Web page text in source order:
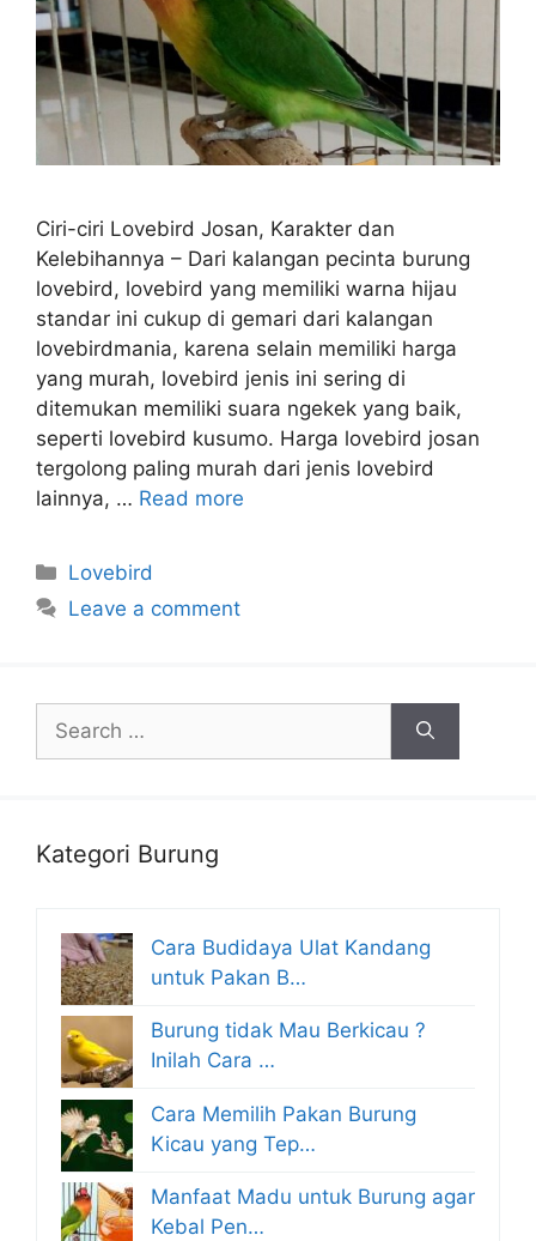
Ciri-ciri Lovebird Josan, Karakter dan
Kelebihannya – Dari kalangan pecinta burung
lovebird, lovebird yang memiliki warna hijau
standar ini cukup di gemari dari kalangan
lovebirdmania, karena selain memiliki harga
yang murah, lovebird jenis ini sering di
ditemukan memiliki suara ngekek yang baik,
seperti lovebird kusumo. Harga lovebird josan
tergolong paling murah dari jenis lovebird
lainnya, … Read more
Categories
Lovebird
Leave a comment
for:
Kategori Burung
Cara Budidaya Ulat Kandang
untuk Pakan B…
Burung tidak Mau Berkicau ?
Inilah Cara …
Cara Memilih Pakan Burung
Kicau yang Tep…
Manfaat Madu untuk Burung agar
Kebal Pen…